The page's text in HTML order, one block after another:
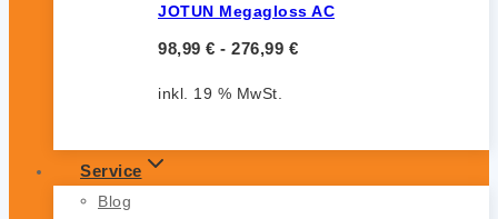
JOTUN Megagloss AC
98,99 € - 276,99 €
inkl. 19 % MwSt.
Service
Blog